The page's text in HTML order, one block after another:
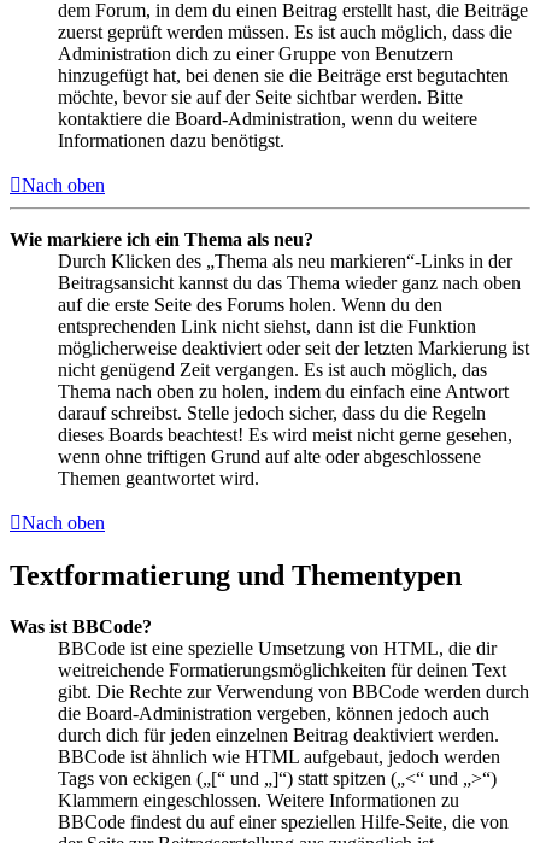
dem Forum, in dem du einen Beitrag erstellt hast, die Beiträge
zuerst geprüft werden müssen. Es ist auch möglich, dass die
Administration dich zu einer Gruppe von Benutzern
hinzugefügt hat, bei denen sie die Beiträge erst begutachten
möchte, bevor sie auf der Seite sichtbar werden. Bitte
kontaktiere die Board-Administration, wenn du weitere
Informationen dazu benötigst.
Nach oben
Wie markiere ich ein Thema als neu?
Durch Klicken des „Thema als neu markieren“-Links in der
Beitragsansicht kannst du das Thema wieder ganz nach oben
auf die erste Seite des Forums holen. Wenn du den
entsprechenden Link nicht siehst, dann ist die Funktion
möglicherweise deaktiviert oder seit der letzten Markierung ist
nicht genügend Zeit vergangen. Es ist auch möglich, das
Thema nach oben zu holen, indem du einfach eine Antwort
darauf schreibst. Stelle jedoch sicher, dass du die Regeln
dieses Boards beachtest! Es wird meist nicht gerne gesehen,
wenn ohne triftigen Grund auf alte oder abgeschlossene
Themen geantwortet wird.
Nach oben
Textformatierung und Thementypen
Was ist BBCode?
BBCode ist eine spezielle Umsetzung von HTML, die dir
weitreichende Formatierungsmöglichkeiten für deinen Text
gibt. Die Rechte zur Verwendung von BBCode werden durch
die Board-Administration vergeben, können jedoch auch
durch dich für jeden einzelnen Beitrag deaktiviert werden.
BBCode ist ähnlich wie HTML aufgebaut, jedoch werden
Tags von eckigen („[“ und „]“) statt spitzen („<“ und „>“)
Klammern eingeschlossen. Weitere Informationen zu
BBCode findest du auf einer speziellen Hilfe-Seite, die von